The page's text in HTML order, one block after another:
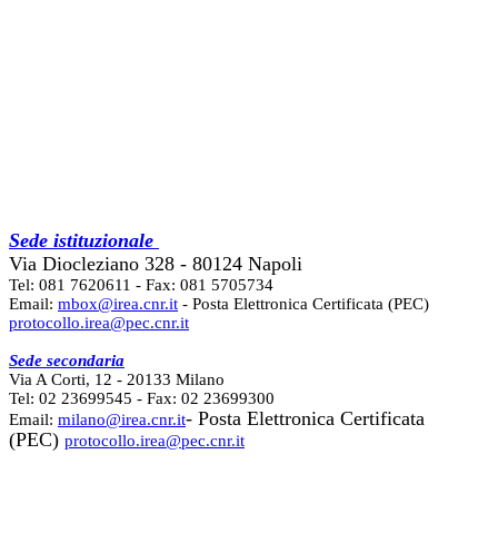
Sede istituzionale
Via Diocleziano 328 - 80124 Napoli
Tel: 081 7620611 - Fax: 081 5705734
Email: mbox@irea.cnr.it - Posta Elettronica Certificata (PEC)
protocollo.irea@pec.cnr.it
Sede secondaria
Via A Corti, 12 - 20133 Milano
Tel: 02 23699545 - Fax: 02 23699300
Email: milano@irea.cnr.it- Posta Elettronica Certificata
(PEC) protocollo.irea@pec.cnr.it